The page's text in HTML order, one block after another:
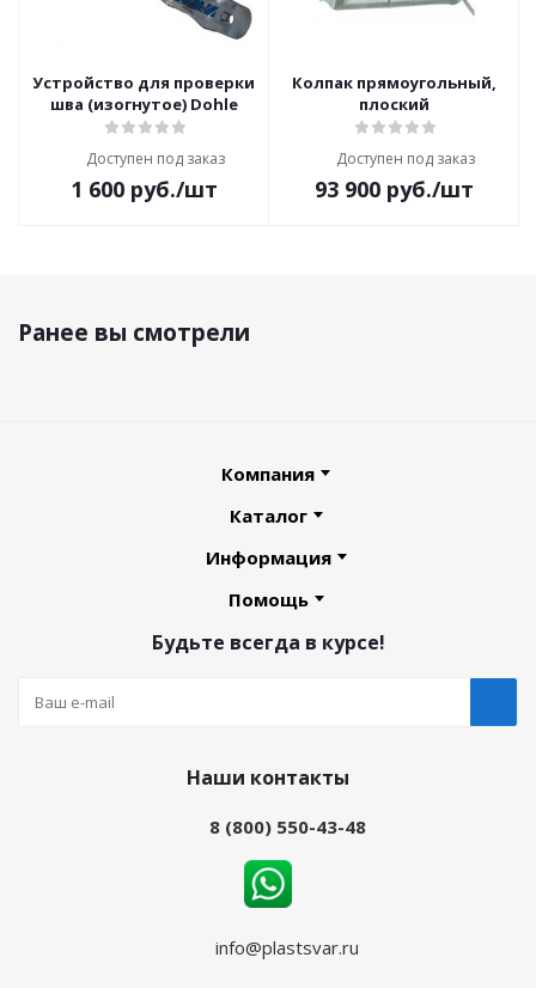
Устройство для проверки
шва (изогнутое) Dohle
Доступен под заказ
1 600руб./шт
Колпак прямоугольный,
плоский
Доступен под заказ
93 900руб./шт
Ранее вы смотрели
Компания
Каталог
Информация
Помощь
Будьте всегда в курсе!
Наши контакты
8 (800) 550-43-48
info@plastsvar.ru